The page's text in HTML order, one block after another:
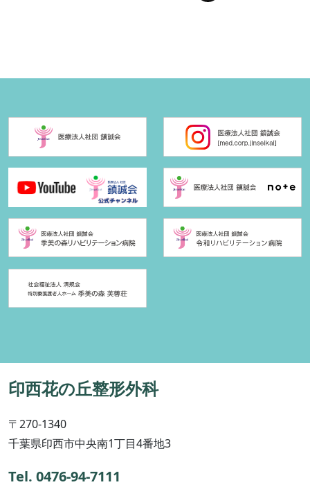
印西花の丘整形外科
〒270-1340
千葉県印西市中央南1丁目4番地3
Tel. 0476-94-7111